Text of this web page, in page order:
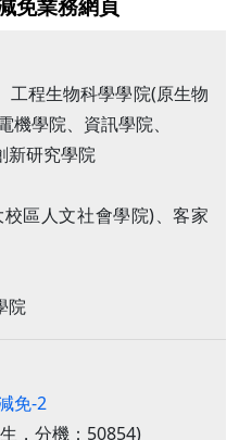
免業務網頁
工程生物科學學院(原生物
學院、資訊學院、
新研究學院
區人文社會學院)、客家
院
免-2
，分機：50854)